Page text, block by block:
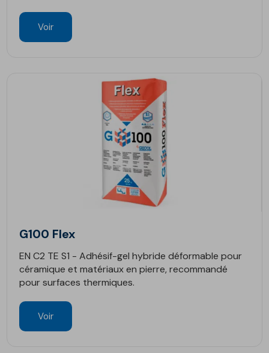
Voir
G100 Flex
EN C2 TE S1 - Adhésif-gel hybride déformable pour
céramique et matériaux en pierre, recommandé
pour surfaces thermiques.
Voir